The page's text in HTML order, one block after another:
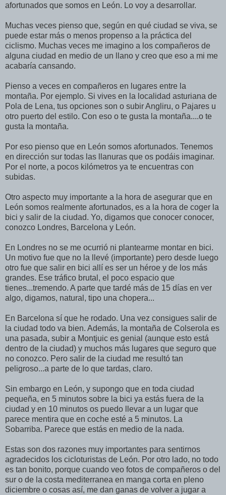
afortunados que somos en León. Lo voy a desarrollar.
Muchas veces pienso que, según en qué ciudad se viva, se
puede estar más o menos propenso a la práctica del
ciclismo. Muchas veces me imagino a los compañeros de
alguna ciudad en medio de un llano y creo que eso a mi me
acabaría cansando.
Pienso a veces en compañeros en lugares entre la
montaña. Por ejemplo. Si vives en la localidad asturiana de
Pola de Lena, tus opciones son o subir Angliru, o Pajares u
otro puerto del estilo. Con eso o te gusta la montaña....o te
gusta la montaña.
Por eso pienso que en León somos afortunados. Tenemos
en dirección sur todas las llanuras que os podáis imaginar.
Por el norte, a pocos kilómetros ya te encuentras con
subidas.
Otro aspecto muy importante a la hora de asegurar que en
León somos realmente afortunados, es a la hora de coger la
bici y salir de la ciudad. Yo, digamos que conocer conocer,
conozco Londres, Barcelona y León.
En Londres no se me ocurrió ni plantearme montar en bici.
Un motivo fue que no la llevé (importante) pero desde luego
otro fue que salir en bici allí es ser un héroe y de los más
grandes. Ese tráfico brutal, el poco espacio que
tienes...tremendo. A parte que tardé más de 15 días en ver
algo, digamos, natural, tipo una chopera...
En Barcelona sí que he rodado. Una vez consigues salir de
la ciudad todo va bien. Además, la montaña de Colserola es
una pasada, subir a Montjuic es genial (aunque esto está
dentro de la ciudad) y muchos más lugares que seguro que
no conozco. Pero salir de la ciudad me resultó tan
peligroso...a parte de lo que tardas, claro.
Sin embargo en León, y supongo que en toda ciudad
pequeña, en 5 minutos sobre la bici ya estás fuera de la
ciudad y en 10 minutos os puedo llevar a un lugar que
parece mentira que en coche esté a 5 minutos. La
Sobarriba. Parece que estás en medio de la nada.
Estas son dos razones muy importantes para sentirnos
agradecidos los cicloturistas de León. Por otro lado, no todo
es tan bonito, porque cuando veo fotos de compañeros o del
sur o de la costa mediterranea en manga corta en pleno
diciembre o cosas así, me dan ganas de volver a jugar a